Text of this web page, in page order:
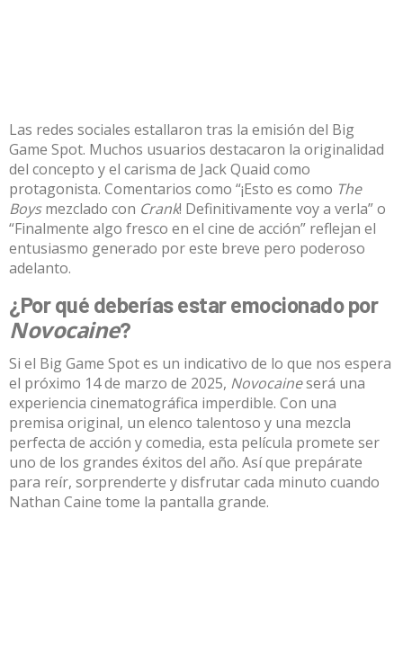
Las redes sociales estallaron tras la emisión del Big
Game Spot. Muchos usuarios destacaron la originalidad
del concepto y el carisma de Jack Quaid como
protagonista. Comentarios como “¡Esto es como The
Boysmezclado con Crank! Definitivamente voy a verla” o
“Finalmente algo fresco en el cine de acción” reflejan el
entusiasmo generado por este breve pero poderoso
adelanto.
¿Por qué deberías estar emocionado por
Novocaine?
Si el Big Game Spot es un indicativo de lo que nos espera
el próximo 14 de marzo de 2025, Novocaineserá una
experiencia cinematográfica imperdible. Con una
premisa original, un elenco talentoso y una mezcla
perfecta de acción y comedia, esta película promete ser
uno de los grandes éxitos del año. Así que prepárate
para reír, sorprenderte y disfrutar cada minuto cuando
Nathan Caine tome la pantalla grande.